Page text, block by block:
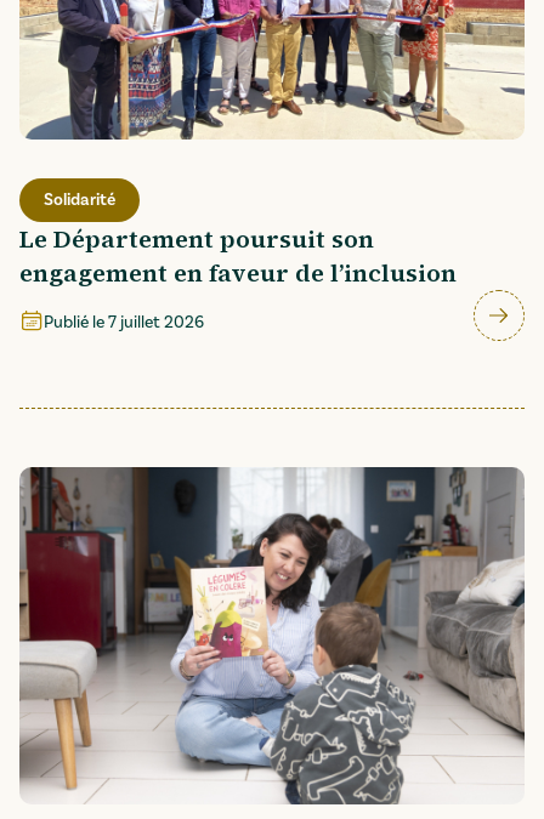
Solidarité
Le Département poursuit son
engagement en faveur de l’inclusion
Publié le7 juillet 2026